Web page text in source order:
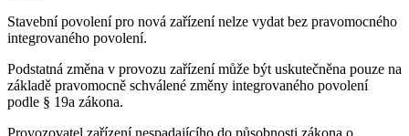
Stavební povolení pro nová zařízení nelze vydat bez pravomocného
integrovaného povolení.
Podstatná změna v provozu zařízení může být uskutečněna pouze na
základě pravomocně schválené změny integrovaného povolení
podle § 19a zákona.